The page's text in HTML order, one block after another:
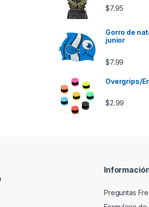
desde $46.00 hasta $85.00
$7.95
Gorro de
junior
$7.99
Overgrips/
$2.99
Preguntas